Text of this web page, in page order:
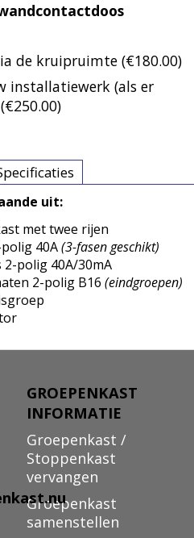
de kruipruimte (€180.00)
installatiewerk (als er
(€250.00)
uit:
met twee rijen
40A(3-fasen geschikt)
2-polig 40A/30mA
2-polig B16 (eindgroepen)
GROEPENKAST
INFORMATIE
Groepenkast /
Stoppenkast
vervangen
Groepenkast
samenstellen